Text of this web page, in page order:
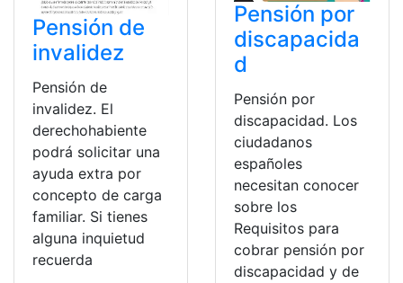
Pensión de
invalidez
Pensión de
invalidez. El
derechohabiente
podrá solicitar una
ayuda extra por
concepto de carga
familiar. Si tienes
alguna inquietud
recuerda
Pensión por
discapacida
d
Pensión por
discapacidad. Los
ciudadanos
españoles
necesitan conocer
sobre los
Requisitos para
cobrar pensión por
discapacidad y de